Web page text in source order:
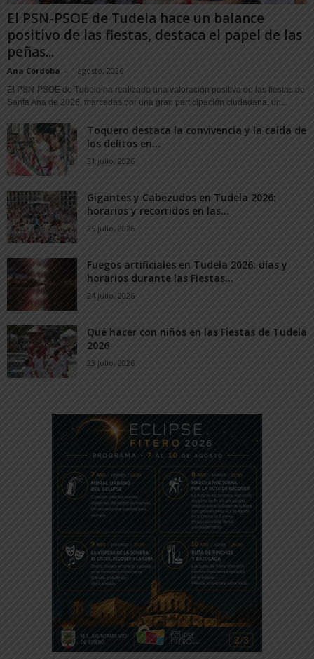
El PSN-PSOE de Tudela hace un balance
positivo de las fiestas, destaca el papel de las
peñas...
Ana Córdoba - 1 agosto, 2026
El PSN-PSOE de Tudela ha realizado una valoración positiva de las fiestas de
Santa Ana de 2026, marcadas por una gran participación ciudadana, un...
Toquero destaca la convivencia y la caída de
los delitos en...
31 julio, 2026
Gigantes y Cabezudos en Tudela 2026:
horarios y recorridos en las...
25 julio, 2026
Fuegos artificiales en Tudela 2026: días y
horarios durante las Fiestas...
24 julio, 2026
Qué hacer con niños en las Fiestas de Tudela
2026
23 julio, 2026